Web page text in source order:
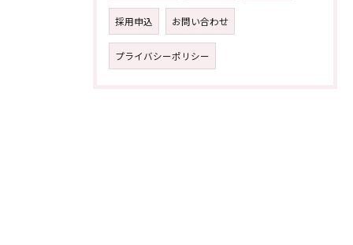
採用申込 お問い合わせ
プライバシーポリシー